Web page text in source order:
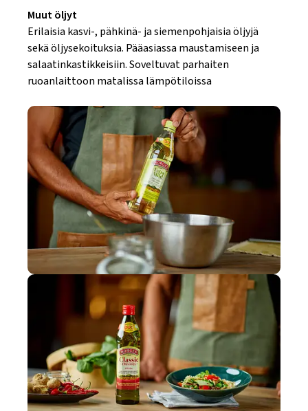
Muut öljyt
Erilaisia kasvi-, pähkinä- ja siemenpohjaisia öljyjä
sekä öljysekoituksia. Pääasiassa maustamiseen ja
salaatinkastikkeisiin. Soveltuvat parhaiten
ruoanlaittoon matalissa lämpötiloissa